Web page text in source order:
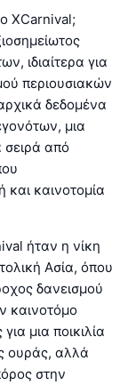
XCarnival;
ιδιαίτερα για
περιουσιακών
δεδομένα
μια
σειρά από
καινοτομία
ήταν η νίκη
Ασία, όπου
δανεισμού
καινοτόμο
μια ποικιλία
ουράς, αλλά
στην